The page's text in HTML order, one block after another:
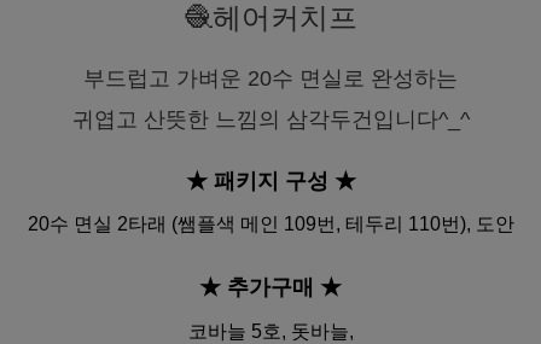
🧶헤어커치프
부드럽고 가벼운 20수 면실로 완성하는
귀엽고 산뜻한 느낌의 삼각두건입니다^_^
★ 패키지 구성 ★
20수 면실 2타래 (쌤플색 메인 109번, 테두리 110번), 도안
★ 추가구매 ★
코바늘 5호, 돗바늘,